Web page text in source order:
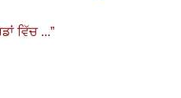
ਵਿੱਚ ...”